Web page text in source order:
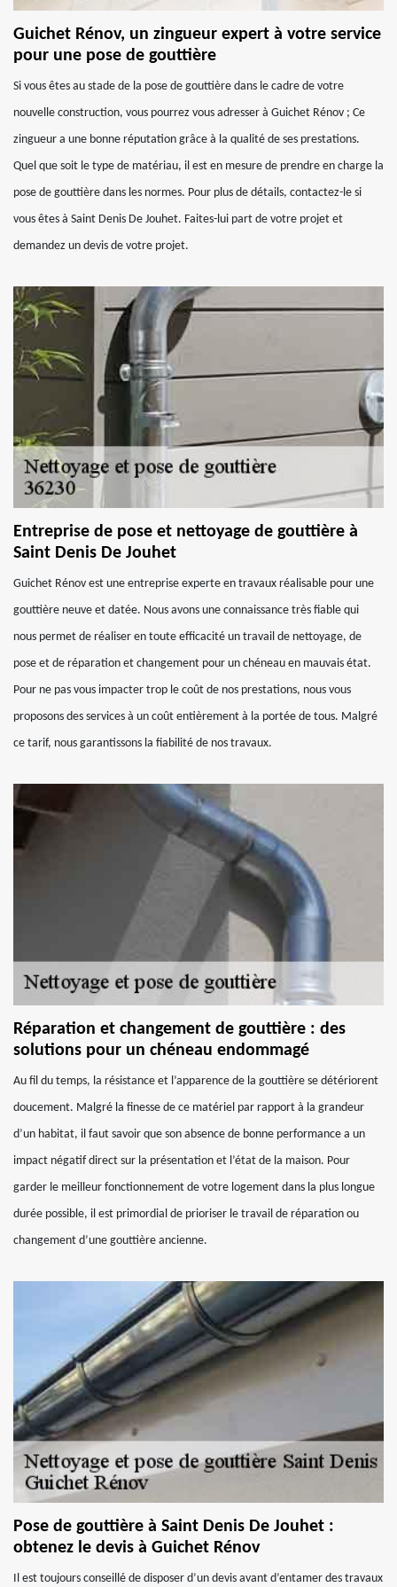
Guichet Rénov, un zingueur expert à votre service
pour une pose de gouttière
Si vous êtes au stade de la pose de gouttière dans le cadre de votre
nouvelle construction, vous pourrez vous adresser à Guichet Rénov ; Ce
zingueur a une bonne réputation grâce à la qualité de ses prestations.
Quel que soit le type de matériau, il est en mesure de prendre en charge la
pose de gouttière dans les normes. Pour plus de détails, contactez-le si
vous êtes à Saint Denis De Jouhet. Faites-lui part de votre projet et
demandez un devis de votre projet.
Entreprise de pose et nettoyage de gouttière à
Saint Denis De Jouhet
Guichet Rénov est une entreprise experte en travaux réalisable pour une
gouttière neuve et datée. Nous avons une connaissance très fiable qui
nous permet de réaliser en toute efficacité un travail de nettoyage, de
pose et de réparation et changement pour un chéneau en mauvais état.
Pour ne pas vous impacter trop le coût de nos prestations, nous vous
proposons des services à un coût entièrement à la portée de tous. Malgré
ce tarif, nous garantissons la fiabilité de nos travaux.
Réparation et changement de gouttière : des
solutions pour un chéneau endommagé
Au fil du temps, la résistance et l’apparence de la gouttière se détériorent
doucement. Malgré la finesse de ce matériel par rapport à la grandeur
d’un habitat, il faut savoir que son absence de bonne performance a un
impact négatif direct sur la présentation et l’état de la maison. Pour
garder le meilleur fonctionnement de votre logement dans la plus longue
durée possible, il est primordial de prioriser le travail de réparation ou
changement d’une gouttière ancienne.
Pose de gouttière à Saint Denis De Jouhet :
obtenez le devis à Guichet Rénov
Il est toujours conseillé de disposer d’un devis avant d’entamer des travaux